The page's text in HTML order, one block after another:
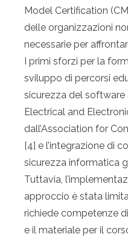
Model Certification
delle organizzazioni
necessarie per
I primi sforzi per la
sviluppo di percorsi
sicurezza del software
Electrical and
dall’Association for
[4] e l’integrazione di
sicurezza informatica
Tuttavia,
approccio è stata
richiede competenze
e il materiale per il